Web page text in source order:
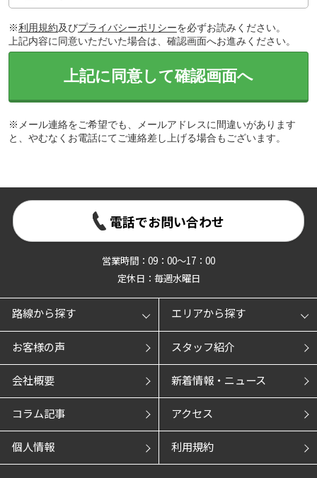
※利用規約及びプライバシーポリシーを必ずお読みください。
上記内容に同意いただいた場合は、確認画面へお進みください。
上記に同意して確認画面へ
※メール連絡をご希望でも、メールアドレスに間違いがあります
と、やむなくお電話にてご連絡差し上げる場合もございます。
電話でお問い合わせ
営業時間：09：00～17：00
定休日：毎週水曜日
路線から探す エリアから探す
お客様の声 スタッフ紹介
会社概要 新着情報・ニュース
コラム記事 アクセス
個人情報 利用規約